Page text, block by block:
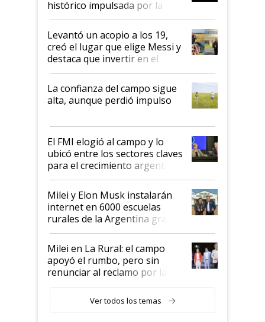
histórico impulsada por la
cosecha y las exportaciones
Levantó un acopio a los 19,
creó el lugar que elige Messi y
destaca que invertir en el
kirchnerismo era como "darle
plata a un hijo para droga":
Juan Félix Rossetti, el libertario
que de una dura crisis salió
de Milei
La confianza del campo sigue
alta, aunque perdió impulso
El FMI elogió al campo y lo
ubicó entre los sectores claves
para el crecimiento argentino
Milei y Elon Musk instalarán
internet en 6000 escuelas
rurales de la Argentina gracias
a un acuerdo con Starlink
Milei en La Rural: el campo
apoyó el rumbo, pero sin
renunciar al reclamo por las
Ver todos los temas